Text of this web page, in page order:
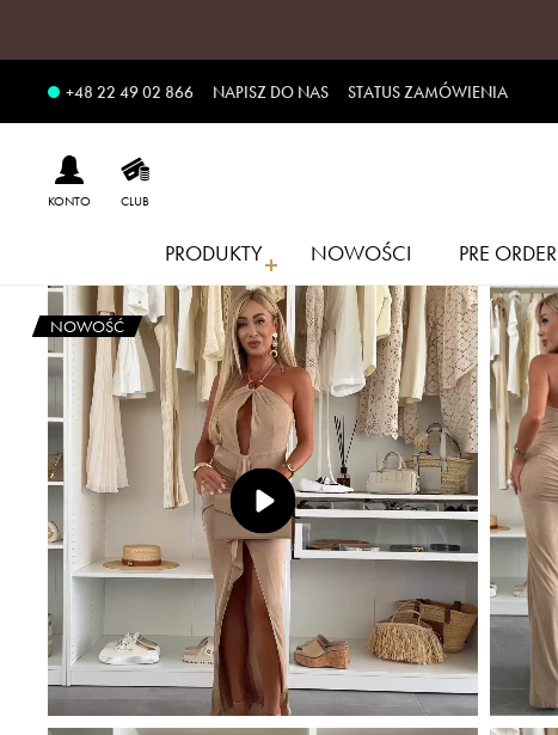
+48 22 49 02 866 NAPISZ DO NAS STATUS ZAMÓWIENIA
KONTO CLUB
PRODUKTY NOWOŚCI PRE ORDER
NOWOŚĆ